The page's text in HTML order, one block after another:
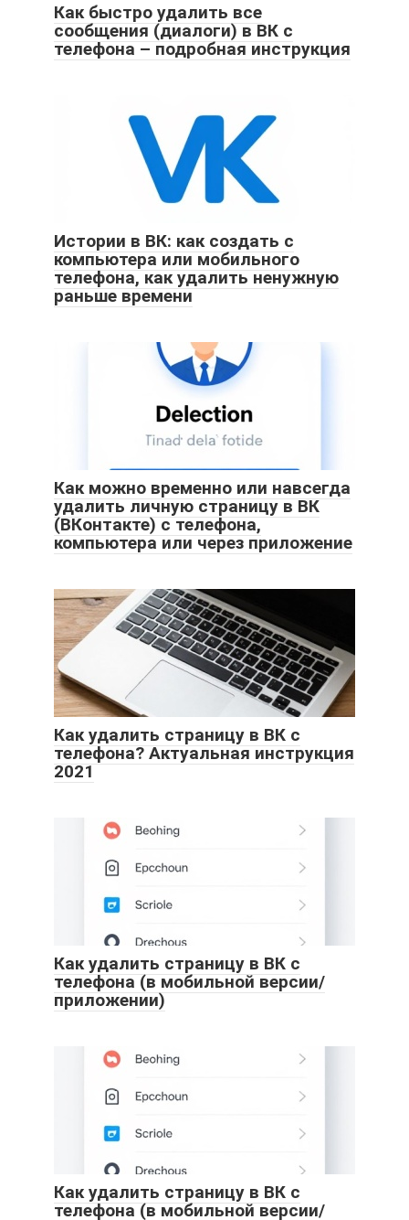
Как быстро удалить все
сообщения (диалоги) в ВК с
телефона – подробная инструкция
Истории в ВК: как создать с
компьютера или мобильного
телефона, как удалить ненужную
раньше времени
Как можно временно или навсегда
удалить личную страницу в ВК
(ВКонтакте) с телефона,
компьютера или через приложение
Как удалить страницу в ВК с
телефона? Актуальная инструкция
2021
Как удалить страницу в ВК с
телефона (в мобильной версии/
приложении)
Как удалить страницу в ВК с
телефона (в мобильной версии/